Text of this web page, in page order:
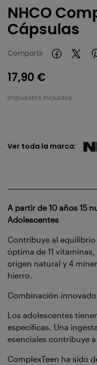
NHCO
Cápsulas
Compartir
17,90 €
Impuestos incluidos
Ver toda la marca:
A partir de 10 años 15
Adolescentes
Contribuye al
óptima de 11
origen natural y 4
hierro.
Combinación
Los adolescentes
específicas. Una
esenciales contribuye
ComplexTeen ha sido